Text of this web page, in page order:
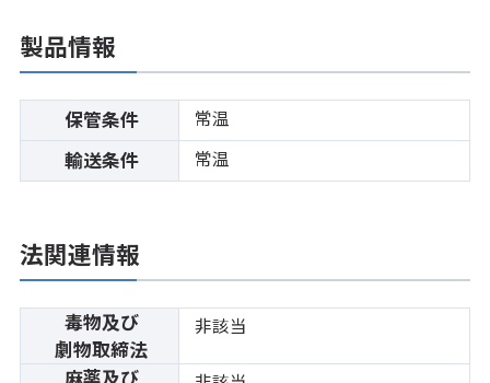
製品情報
保管条件 常温
輸送条件 常温
法関連情報
毒物及び
劇物取締法
非該当
麻薬及び